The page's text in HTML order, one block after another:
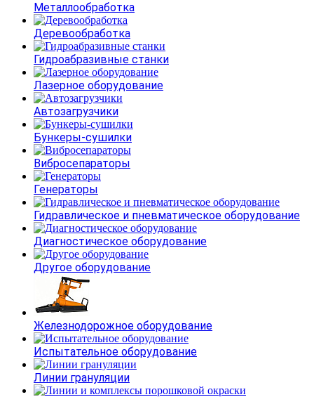
Металлообработка
Деревообработка
Гидроабразивные станки
Лазерное оборудование
Автозагрузчики
Бункеры-сушилки
Вибросепараторы
Генераторы
Гидравлическое и пневматическое оборудование
Диагностическое оборудование
Другое оборудование
Железнодорожное оборудование
Испытательное оборудование
Линии грануляции